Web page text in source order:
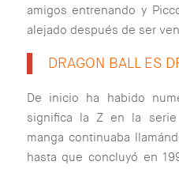
amigos entrenando y
alejado después de ser
DRAGON BALL ES
De inicio ha habido
significa la Z en la
manga continuaba
hasta que concluyó en